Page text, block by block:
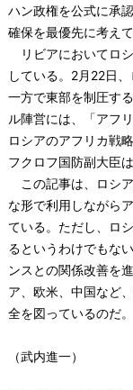
ハン政権を公式に承
確保を最優先に考えて
リビアにおいてロ
している。2月22日
一方で東部を制圧す
ル陣営には、「アフ
ロシアのアフリカ戦
フクロフ国防副大臣
この記事は、ロシ
な形で利用しながら
ている。ただし、ロ
るというわけでもな
ンスとの関係改善を
ア、欧米、中国など
全を図っているのだ。
（武内進一）